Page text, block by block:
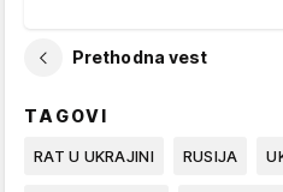
Prethodna vest
TAGOVI
RAT U UKRAJINI RUSIJA